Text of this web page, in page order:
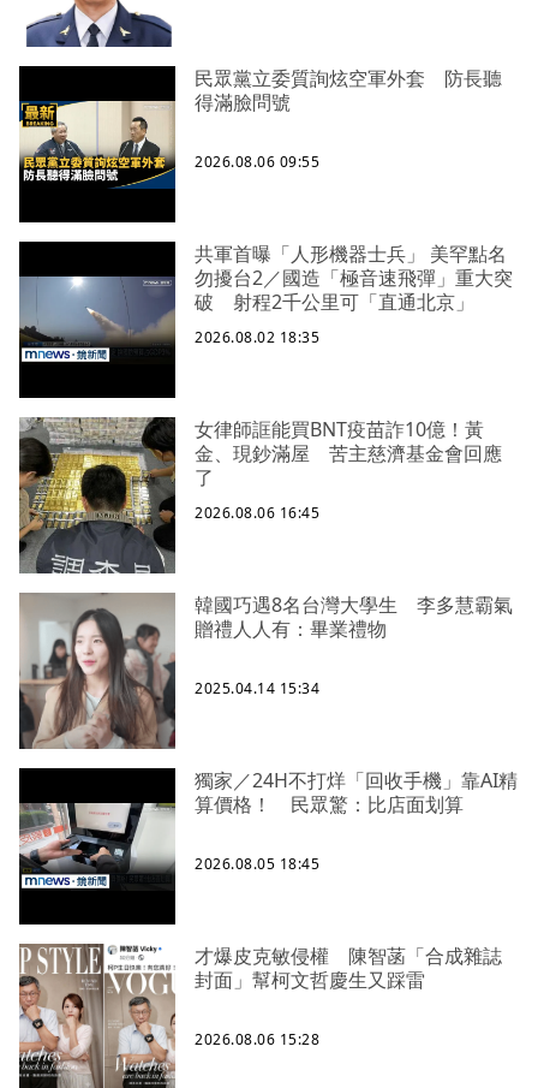
民眾黨立委質詢炫空軍外套 防長聽
得滿臉問號
2026.08.06 09:55
共軍首曝「人形機器士兵」 美罕點名
勿擾台2／國造「極音速飛彈」重大突
破 射程2千公里可「直通北京」
2026.08.02 18:35
女律師誆能買BNT疫苗詐10億！黃
金、現鈔滿屋 苦主慈濟基金會回應
了
2026.08.06 16:45
韓國巧遇8名台灣大學生 李多慧霸氣
贈禮人人有：畢業禮物
2025.04.14 15:34
獨家／24H不打烊「回收手機」靠AI精
算價格！ 民眾驚：比店面划算
2026.08.05 18:45
才爆皮克敏侵權 陳智菡「合成雜誌
封面」幫柯文哲慶生又踩雷
2026.08.06 15:28